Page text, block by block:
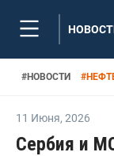
#НОВОСТИ #
11 Июня, 2026
Сербия и